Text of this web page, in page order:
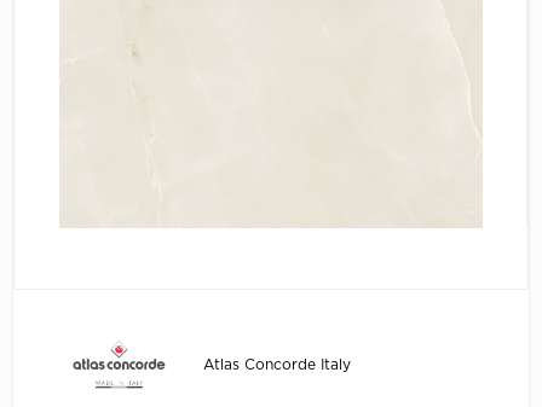
Atlas Concorde Italy